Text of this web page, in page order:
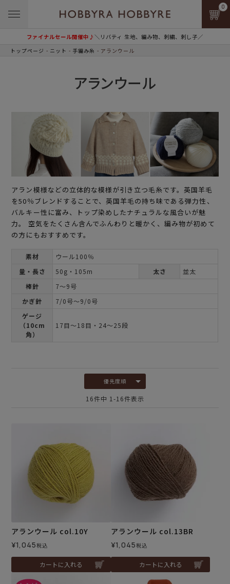
ファイナルセール開催中♪＼リバティ 生地、編み物、刺繍、刺し子／
0
トップページ ニット 手編み糸 アランウール
アランウール
アラン模様などの立体的な模様が引き立つ毛糸です。英国羊毛
を50％ブレンドすることで、英国羊毛の持ち味である弾力性、
バルキー性に富み、トップ染めしたナチュラルな風合いが魅
力。 空気をたくさん含んでふんわりと暖かく、編み物が初めて
の方にもおすすめです。
素材
ウール100％
量・長さ
50g・105m 太さ
並太
棒針
7～9号
かぎ針
7/0号～9/0号
ゲージ
（10cm
角）
17目～18目・24～25段
優先度順
16件中 1 -16件表示
アランウール col.10Y
¥1,045税込
カートに入れる
アランウール col.13BR
¥1,045税込
カートに入れる